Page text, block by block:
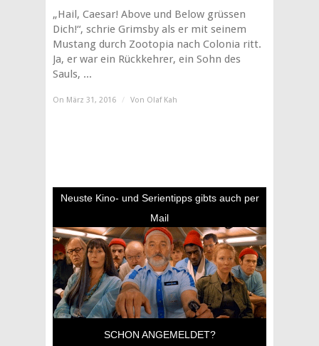
„Hail, Caesar! Above und Below grüssen
Dich!“, schrie Grimsby als er mit seinem
Mustang durch Zootopia nach Colonia ritt.
Ja, er war ein Rückkehrer, ein Sohn des
Sauls, ...
On März 31, 2016 / Von Olaf Kah